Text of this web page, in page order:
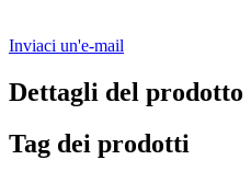
Inviaci un'e-mail
Dettagli del prodotto
Tag dei prodotti